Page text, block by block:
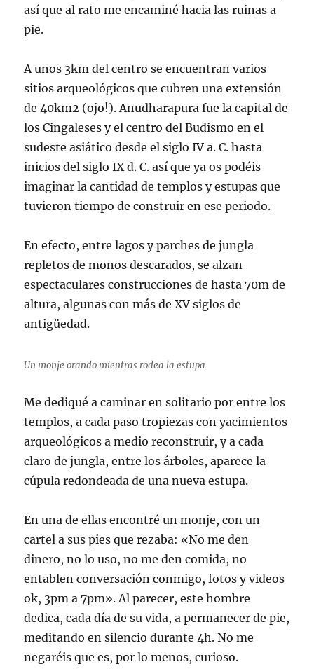
así que al rato me encaminé hacia las ruinas a
pie.
A unos 3km del centro se encuentran varios
sitios arqueológicos que cubren una extensión
de 40km2 (ojo!). Anudharapura fue la capital de
los Cingaleses y el centro del Budismo en el
sudeste asiático desde el siglo IV a. C. hasta
inicios del siglo IX d. C. así que ya os podéis
imaginar la cantidad de templos y estupas que
tuvieron tiempo de construir en ese periodo.
En efecto, entre lagos y parches de jungla
repletos de monos descarados, se alzan
espectaculares construcciones de hasta 70m de
altura, algunas con más de XV siglos de
antigüedad.
Un monje orando mientras rodea la estupa
Me dediqué a caminar en solitario por entre los
templos, a cada paso tropiezas con yacimientos
arqueológicos a medio reconstruir, y a cada
claro de jungla, entre los árboles, aparece la
cúpula redondeada de una nueva estupa.
En una de ellas encontré un monje, con un
cartel a sus pies que rezaba: «No me den
dinero, no lo uso, no me den comida, no
entablen conversación conmigo, fotos y videos
ok, 3pm a 7pm». Al parecer, este hombre
dedica, cada día de su vida, a permanecer de pie,
meditando en silencio durante 4h. No me
negaréis que es, por lo menos, curioso.